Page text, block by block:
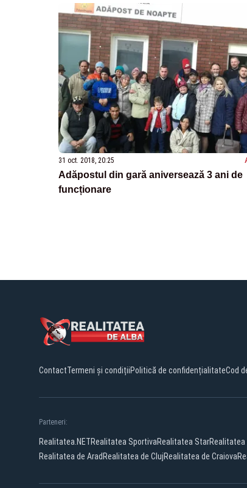
31 oct. 2018, 20:25
Adăpostul din gară aniversează 3 ani de
funcționare
ContactTermeni și condițiiPolitică de confidențialitateCod
Parteneri:
Realitatea.NETRealitatea SportivaRealitatea StarRealitatea
Realitatea de Arad Realitatea de ClujRealitatea de Craiova